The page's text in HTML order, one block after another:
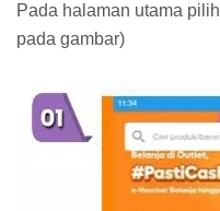
Pada halaman utama pilih
pada gambar)